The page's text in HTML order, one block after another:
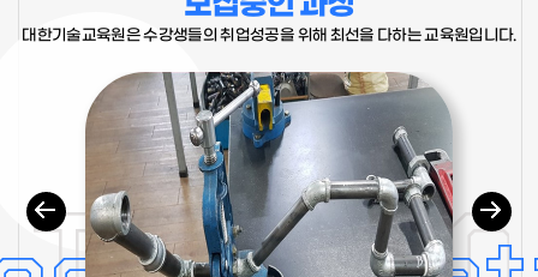
대한기술교육원은 수강생들의 취업성공을 위해 최선을 다하는 교육원입니다.